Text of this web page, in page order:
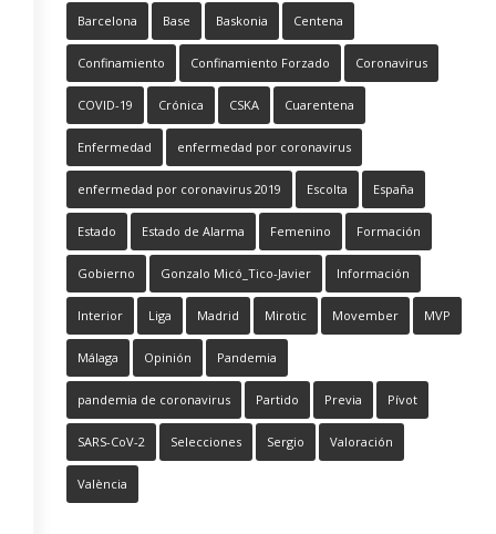
Barcelona Base Baskonia Centena
Confinamiento Confinamiento Forzado Coronavirus
COVID-19 Crónica CSKA Cuarentena
Enfermedad enfermedad por coronavirus
enfermedad por coronavirus 2019 Escolta España
Estado Estado de Alarma Femenino Formación
Gobierno Gonzalo Micó_Tico-Javier Información
Interior Liga Madrid Mirotic Movember MVP
Málaga Opinión Pandemia
pandemia de coronavirus Partido Previa Pívot
SARS-CoV-2 Selecciones Sergio Valoración
València